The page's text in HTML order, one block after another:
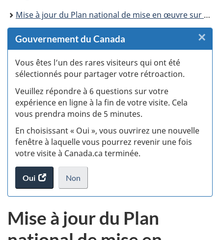
Mise à jour du Plan national de mise en œuvre sur les polluants organiques persistants : résumé
Gouvernement du Canada
Vous êtes l’un des rares visiteurs qui ont été
sélectionnés pour partager votre rétroaction.
Veuillez répondre à 6 questions sur votre
expérience en ligne à la fin de votre visite. Cela
vous prendra moins de 5 minutes.
En choisissant « Oui », vous ouvrirez une nouvelle
fenêtre à laquelle vous pourrez revenir une fois
votre visite à Canada.ca terminée.
Oui
accéder
au
Non
je
pas
participer
.
×
Mise à jour du Plan